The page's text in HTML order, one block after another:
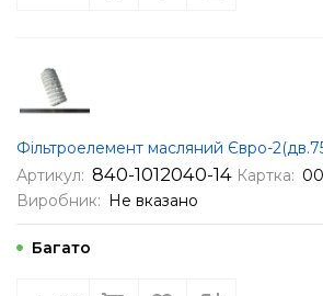
Фільтроелемент масляний Євро-
Артикул: 840-1012040-14 Картка:
Виробник: Не вказано
Багато